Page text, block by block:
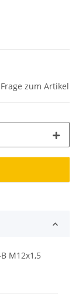
Frage zum Artikel
M12x1,5